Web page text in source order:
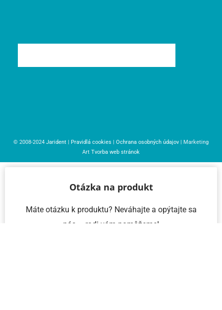
© 2008-2024 Jarident | Pravidlá cookies | Ochrana osobných údajov | Marketing
Art Tvorba web stránok
Otázka na produkt
Máte otázku k produktu? Neváhajte a opýtajte sa
nás – radi vám pomôžeme!